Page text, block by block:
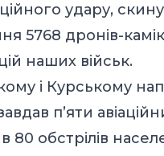
удару,
5768 дронів-
наших військ.
і Курському
п’яти
обстрілів